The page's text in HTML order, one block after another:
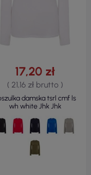
17,20 zł
( 21,16 zł brutto )
damska tsrl cmf ls
wh white Jhk Jhk